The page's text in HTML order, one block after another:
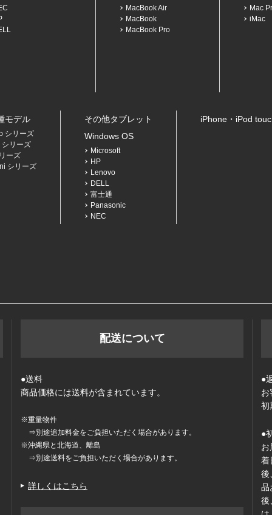
MacBook Air
MacBook
MacBook Pro
Mac
iMac
モデル
シリーズ
シリーズ
ーズ
シリーズ
その他タブレット
Windows OS
Microsoft
HP
Lenovo
DELL
富士通
Panasonic
NEC
iPhone・iPod
配送について
●送料
商品価格には送料が含まれています。
※重量物件
⇒別途追加料金をご負担いただく場合があります。
※沖縄県と北海道、離島
⇒別途送料をご負担いただく場合があります。
詳しくはこちら
●
お
初
●
お
着
後
品
後